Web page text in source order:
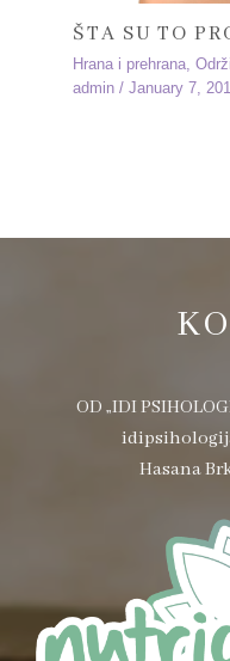
ŠTA SU TO
Hrana i prehrana,
admin/January 7,
OD „IDI
Hasana